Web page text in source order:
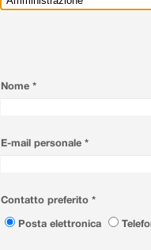
Nome *
E-mail personale *
Contatto preferito *
Posta elettronica